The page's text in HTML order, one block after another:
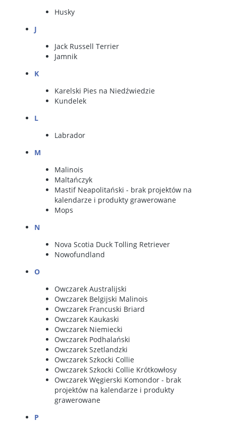
Husky
J
Jack Russell Terrier
Jamnik
K
Karelski Pies na Niedźwiedzie
Kundelek
L
Labrador
M
Malinois
Maltańczyk
Mastif Neapolitański - brak projektów na
kalendarze i produkty grawerowane
Mops
N
Nova Scotia Duck Tolling Retriever
Nowofundland
O
Owczarek Australijski
Owczarek Belgijski Malinois
Owczarek Francuski Briard
Owczarek Kaukaski
Owczarek Niemiecki
Owczarek Podhalański
Owczarek Szetlandzki
Owczarek Szkocki Collie
Owczarek Szkocki Collie Krótkowłosy
Owczarek Węgierski Komondor - brak
projektów na kalendarze i produkty
grawerowane
P